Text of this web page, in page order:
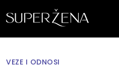
VEZE I ODNOSI